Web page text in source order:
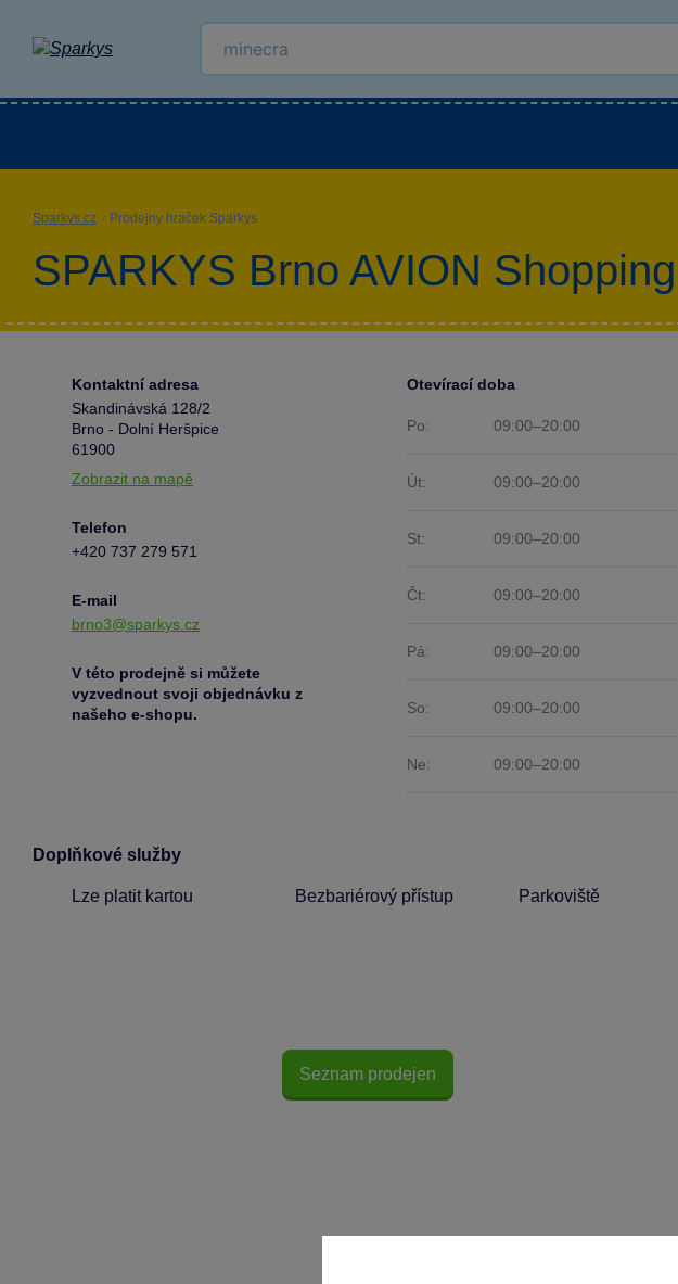
Sparkys.cz · Prodejny hraček Sparkys
SPARKYS Brno AVION
Kontaktní adresa
Skandinávská 128/2
Brno - Dolní Heršpice
61900
Zobrazit na mapě
Telefon
+420 737 279 571
E-mail
brno3@sparkys.cz
V této prodejně si můžete
vyzvednout svoji objednávku z
našeho e-shopu.
Otevírací doba
Po: 09:00–20:00
Út: 09:00–20:00
St: 09:00–20:00
Čt: 09:00–20:00
Pá: 09:00–20:00
So: 09:00–20:00
Ne: 09:00–20:00
Doplňkové služby
Lze platit kartou Bezbariérový přístup Parkoviště
Seznam prodejen